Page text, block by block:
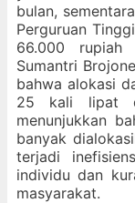
bulan,
Perguruan
66.000
Sumantri
bahwa alokasi
25 kali lipat
menunjukkan
banyak
terjadi
individu dan
masyarakat.